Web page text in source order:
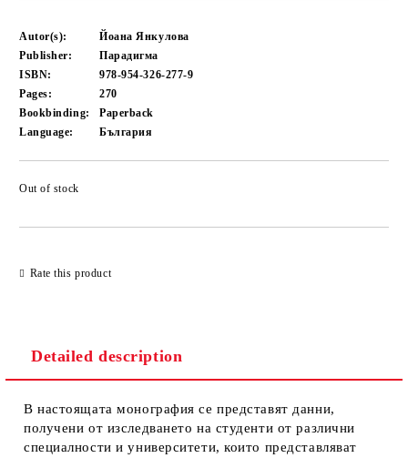
Autor(s):
Йоана Янкулова
Publisher:
Парадигма
ISBN:
978-954-326-277-9
Pages:
270
Bookbinding:
Paperback
Language:
България
Out of stock
Rate this product
Detailed description
В настоящата монография се представят данни,
получени от изследването на студенти от различни
специалности и университети, които представляват